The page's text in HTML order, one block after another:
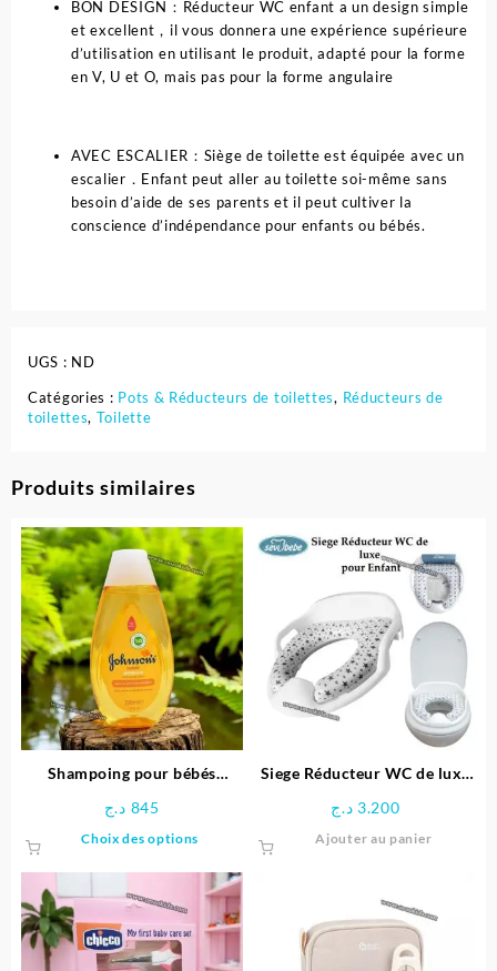
BON DESIGN：Réducteur WC enfant a un design simple
et excellent，il vous donnera une expérience supérieure
d’utilisation en utilisant le produit, adapté pour la forme
en V, U et O, mais pas pour la forme angulaire
AVEC ESCALIER：Siège de toilette est équipée avec un
escalier．Enfant peut aller au toilette soi-même sans
besoin d’aide de ses parents et il peut cultiver la
conscience d’indépendance pour enfants ou bébés.
UGS : ND
Catégories : Pots & Réducteurs de toilettes, Réducteurs de
toilettes, Toilette
Produits similaires
Shampoing pour bébés
845 د.ج
Choix des options
a
plusieurs
variations.
Siege Réducteur WC de luxe
3.200 د.ج
Ajouter au panier